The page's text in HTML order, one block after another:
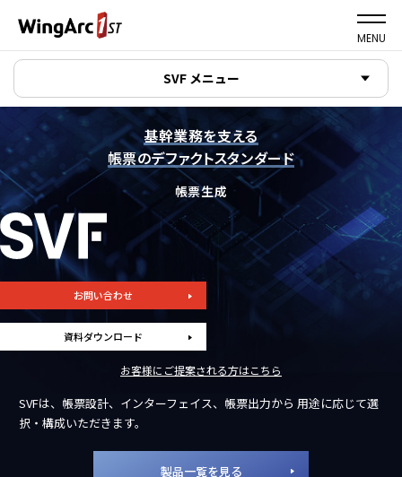
MENU
SVF メニュー
基幹業務を支える
帳票のデファクトスタンダード
帳票生成
お問い合わせ
資料ダウンロード
お客様にご提案される方はこちら
SVFは、帳票設計、 インターフェイス、帳票出力から 用途に応じて選
択・構成いただきます。
製品一覧を見る